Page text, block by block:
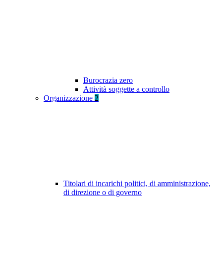
Burocrazia zero
Attività soggette a controllo
Organizzazione 2
Titolari di incarichi politici, di amministrazione,
di direzione o di governo